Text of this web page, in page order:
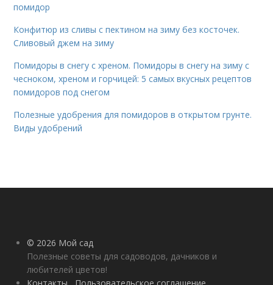
помидор
Конфитюр из сливы с пектином на зиму без косточек.
Сливовый джем на зиму
Помидоры в снегу с хреном. Помидоры в снегу на зиму с
чесноком, хреном и горчицей: 5 самых вкусных рецептов
помидоров под снегом
Полезные удобрения для помидоров в открытом грунте.
Виды удобрений
© 2026 Мой сад
Полезные советы для садоводов, дачников и
любителей цветов!